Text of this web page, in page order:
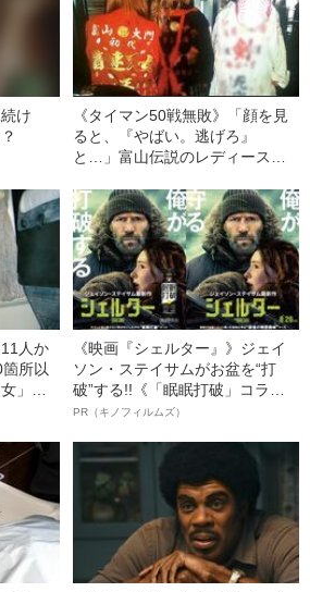
け
《タイマン50戦無敗》「顔を見
ると、『やばい。逃げろ』
と…」富山伝説のレディース初
ー制圧と朝までのバイク暴走
人か
所以
」初
《映画『シェルター』》ジェイ
ソン・ステイサムがお盆を“打
破”する!!《「眠眠打破」コラ
ボ》
PR（キノフィルムズ）